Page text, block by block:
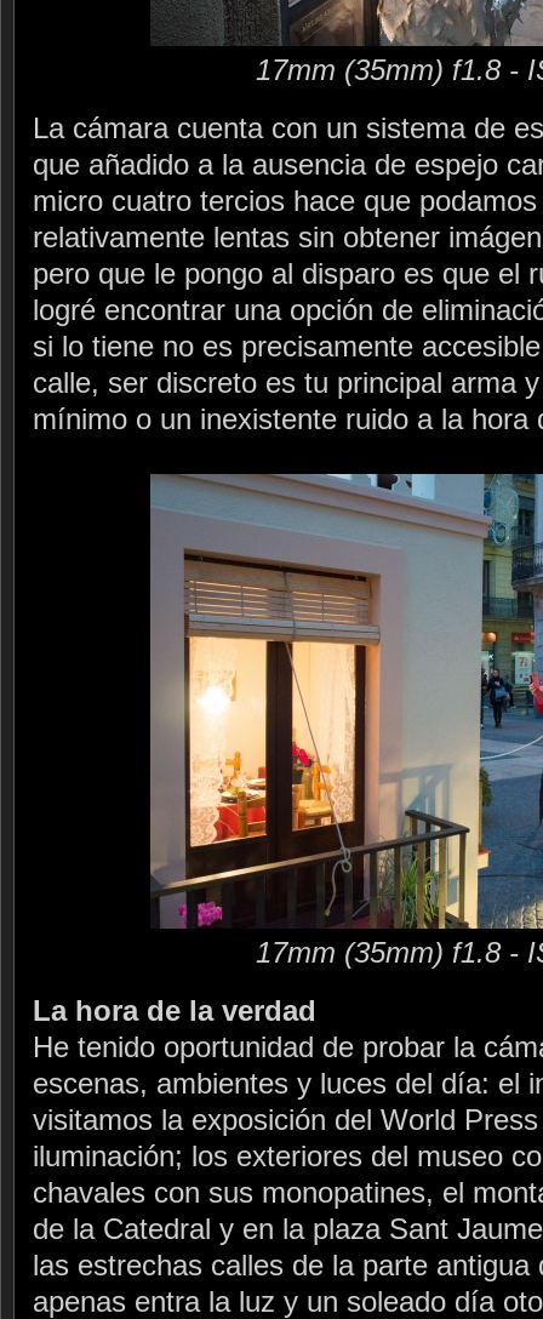
17mm (35mm) f1.8 -
La cámara cuenta con un sistema de
que añadido a la ausencia de espejo
micro cuatro tercios hace que
relativamente lentas sin obtener
pero que le pongo al disparo es que el
logré encontrar una opción de
si lo tiene no es precisamente
calle, ser discreto es tu principal arma
mínimo o un inexistente ruido a la hora
17mm (35mm) f1.8 -
La hora de la verdad
He tenido oportunidad de probar la
escenas, ambientes y luces del día: el
visitamos la exposición del World
iluminación; los exteriores del museo
chavales con sus monopatines, el
de la Catedral y en la plaza Sant
las estrechas calles de la parte antigua
apenas entra la luz y un soleado día